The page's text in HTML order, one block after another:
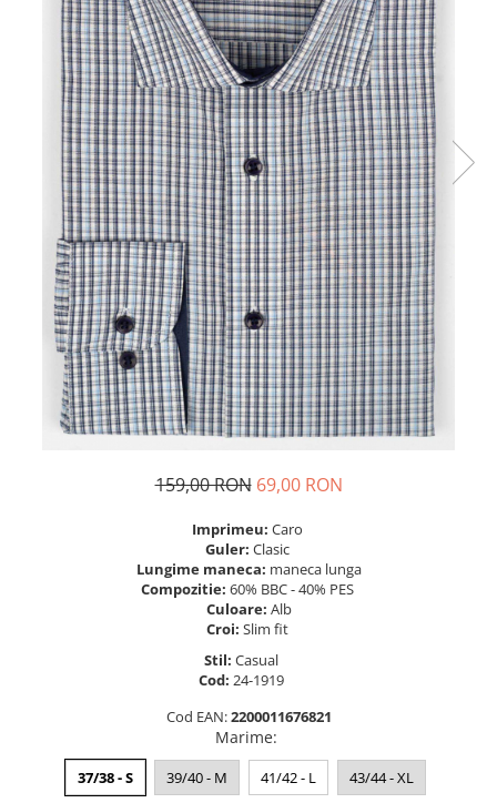
159,00 RON 69,00 RON
Imprimeu: Caro
Guler: Clasic
Lungime maneca: maneca lunga
Compozitie: 60% BBC - 40% PES
Culoare: Alb
Croi: Slim fit
Stil: Casual
Cod: 24-1919
Cod EAN:2200011676821
Marime:
37/38 - S 39/40 - M 41/42 - L 43/44 - XL